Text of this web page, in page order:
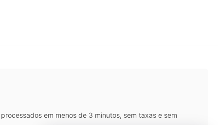
em menos de 3 minutos, sem taxas e sem